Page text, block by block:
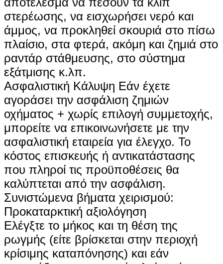
στερέωσης, να εισχωρήσει νερό και
άμμος, να προκληθεί σκουριά στο πίσω
πλαίσιο, στα φτερά, ακόμη και ζημιά στο
ραντάρ στάθμευσης, στο σύστημα
εξάτμισης κ.λπ.
‌Ασφαλιστική Κάλυψη‌ Εάν έχετε
αγοράσει την ασφάλιση ζημιών
οχήματος + χωρίς επιλογή συμμετοχής,
μπορείτε να επικοινωνήσετε με την
ασφαλιστική εταιρεία για έλεγχο. Το
κόστος επισκευής ή αντικατάστασης
που πληροί τις προϋποθέσεις θα
καλύπτεται από την ασφάλιση.
Συνιστώμενα βήματα χειρισμού:
Προκαταρκτική αξιολόγηση
Ελέγξτε το μήκος και τη θέση της
ρωγμής (είτε βρίσκεται στην περιοχή
κρίσιμης καταπόνησης) και εάν